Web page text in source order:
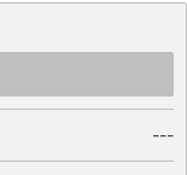
---